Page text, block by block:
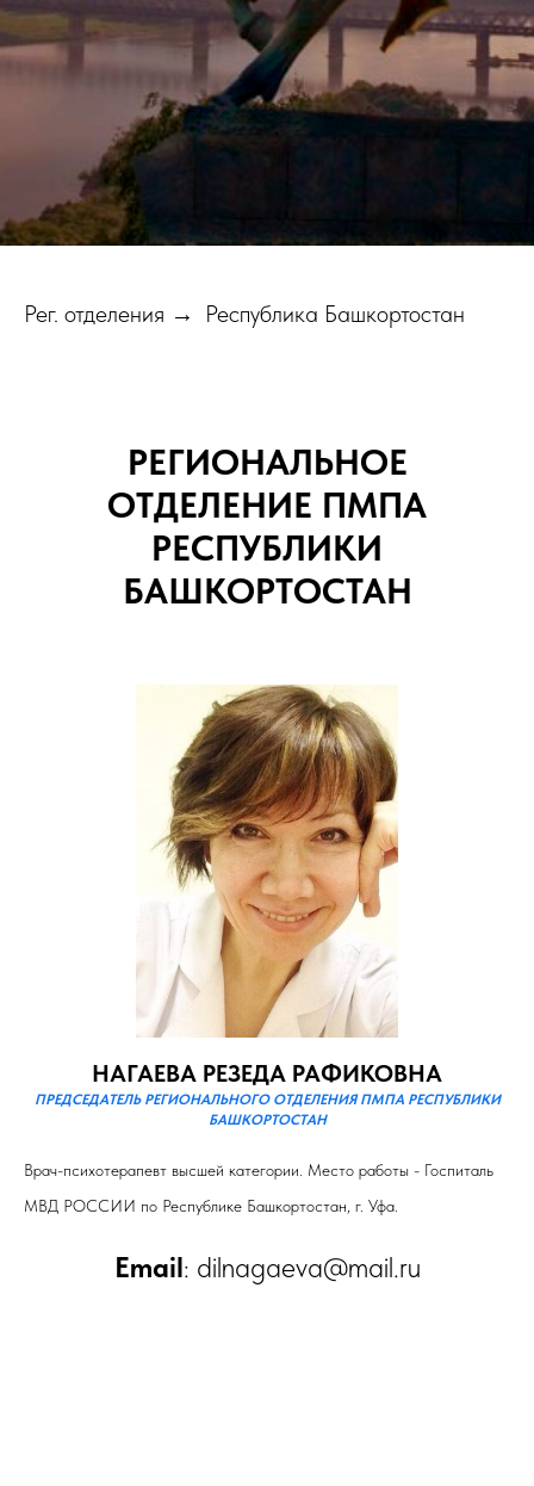
Рег. отделения → Республика Башкортостан
РЕГИОНАЛЬНОЕ
ОТДЕЛЕНИЕ ПМПА
РЕСПУБЛИКИ
БАШКОРТОСТАН
НАГАЕВА РЕЗЕДА РАФИКОВНА
ПРЕДСЕДАТЕЛЬ РЕГИОНАЛЬНОГО ОТДЕЛЕНИЯ ПМПА РЕСПУБЛИКИ
БАШКОРТОСТАН
Врач-психотерапевт высшей категории. Место работы - Госпиталь
МВД РОССИИ по Республике Башкортостан, г. Уфа.
Еmail: dilnagaeva@mail.ru